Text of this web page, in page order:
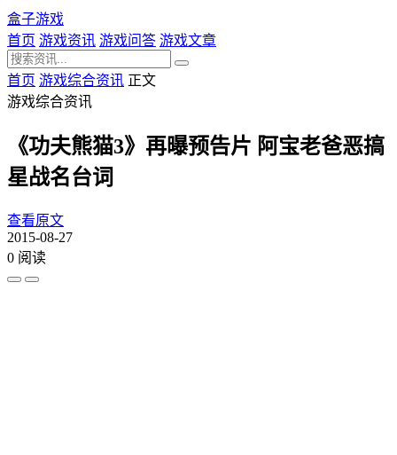
盒子游戏
首页 游戏资讯 游戏问答 游戏文章
首页 游戏综合资讯 正文
游戏综合资讯
《功夫熊猫3》再曝预告片 阿宝老爸恶搞
星战名台词
查看原文
2015-08-27
0 阅读